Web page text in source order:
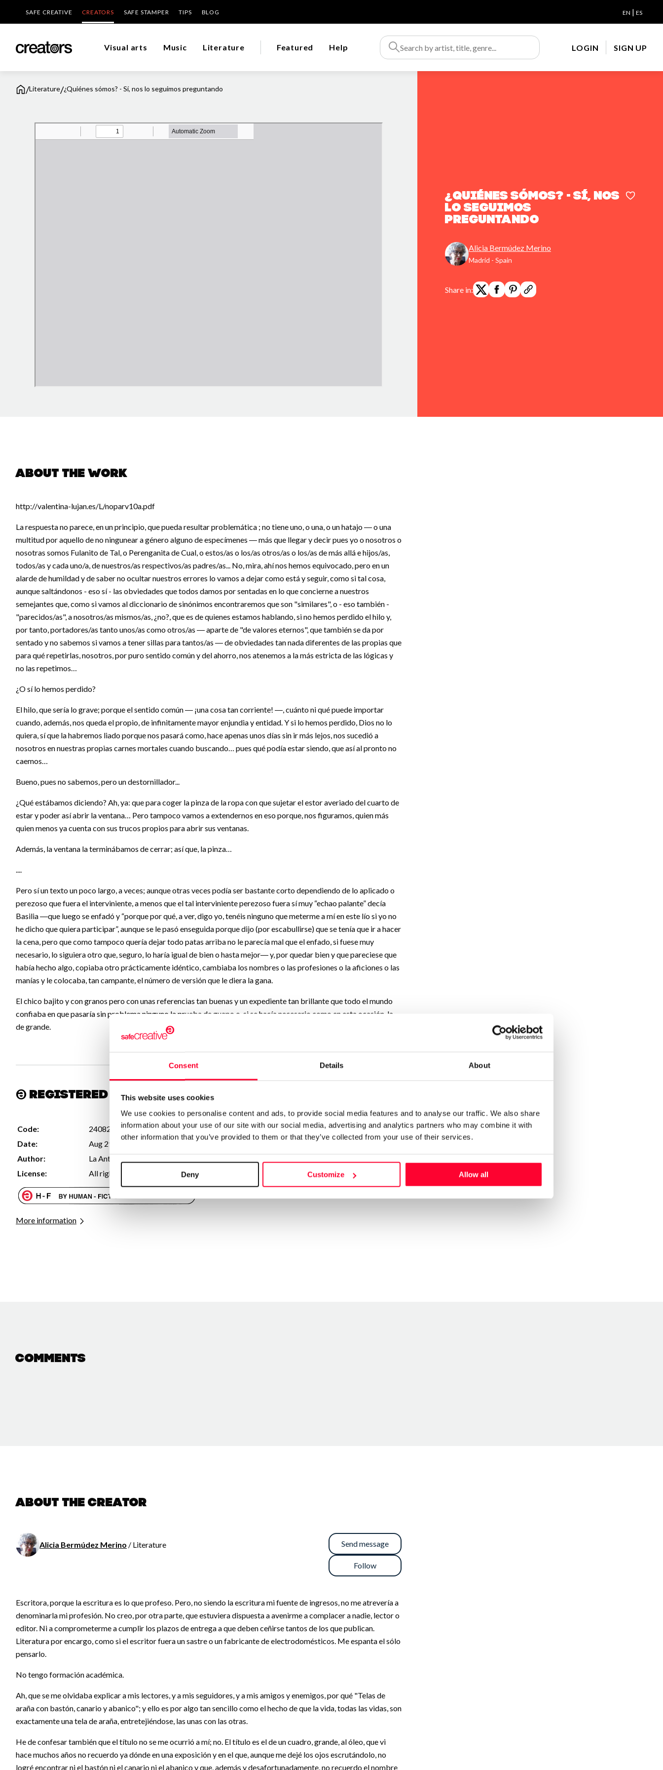
Consent Details About
This website uses cookies
We use cookies to personalise content and ads, to provide social media features and to analyse our traffic. We also share
information about your use of our site with our social media, advertising and analytics partners who may combine it with
other information that you’ve provided to them or that they’ve collected from your use of their services.
Deny Customize Allow all
SAFE CREATIVE CREATORS SAFE STAMPER TIPS BLOG EN | ES
Visual arts Music Literature Featured Help LOGIN SIGN UP
/Literature/¿Quiénes sómos? - Sí, nos lo seguimos preguntando
¿Quiénes sómos? - Sí, nos
lo seguimos
preguntando
Alicia Bermúdez Merino
Madrid - Spain
Share in:
About the work
http://valentina-lujan.es/L/noparv10a.pdf
La respuesta no parece, en un principio, que pueda resultar problemática ; no tiene uno, o una, o un hatajo ― o una
multitud por aquello de no ningunear a género alguno de especímenes ― más que llegar y decir pues yo o nosotros o
nosotras somos Fulanito de Tal, o Perenganita de Cual, o estos/as o los/as otros/as o los/as de más allá e hijos/as,
todos/as y cada uno/a, de nuestros/as respectivos/as padres/as... No, mira, ahí nos hemos equivocado, pero en un
alarde de humildad y de saber no ocultar nuestros errores lo vamos a dejar como está y seguir, como si tal cosa,
aunque saltándonos - eso sí - las obviedades que todos damos por sentadas en lo que concierne a nuestros
semejantes que, como si vamos al diccionario de sinónimos encontraremos que son "similares", o - eso también -
"parecidos/as", a nosotros/as mismos/as, ¿no?, que es de quienes estamos hablando, si no hemos perdido el hilo y,
por tanto, portadores/as tanto unos/as como otros/as ― aparte de "de valores eternos", que también se da por
sentado y no sabemos si vamos a tener sillas para tantos/as ― de obviedades tan nada diferentes de las propias que
para qué repetirlas, nosotros, por puro sentido común y del ahorro, nos atenemos a la más estricta de las lógicas y
no las repetimos…
¿O sí lo hemos perdido?
El hilo, que sería lo grave; porque el sentido común ― ¡una cosa tan corriente! ―, cuánto ni qué puede importar
cuando, además, nos queda el propio, de infinitamente mayor enjundia y entidad. Y si lo hemos perdido, Dios no lo
quiera, sí que la habremos liado porque nos pasará como, hace apenas unos días sin ir más lejos, nos sucedió a
nosotros en nuestras propias carnes mortales cuando buscando… pues qué podía estar siendo, que así al pronto no
caemos…
Bueno, pues no sabemos, pero un destornillador...
¿Qué estábamos diciendo? Ah, ya: que para coger la pinza de la ropa con que sujetar el estor averiado del cuarto de
estar y poder así abrir la ventana… Pero tampoco vamos a extendernos en eso porque, nos figuramos, quien más
quien menos ya cuenta con sus trucos propios para abrir sus ventanas.
Además, la ventana la terminábamos de cerrar; así que, la pinza…
....
Pero sí un texto un poco largo, a veces; aunque otras veces podía ser bastante corto dependiendo de lo aplicado o
perezoso que fuera el interviniente, a menos que el tal interviniente perezoso fuera sí muy “echao palante” decía
Basilia ―que luego se enfadó y “porque por qué, a ver, digo yo, tenéis ninguno que meterme a mí en este lío si yo no
he dicho que quiera participar”, aunque se le pasó enseguida porque dijo (por escabullirse) que se tenía que ir a hacer
la cena, pero que como tampoco quería dejar todo patas arriba no le parecía mal que el enfado, si fuese muy
necesario, lo siguiera otro que, seguro, lo haría igual de bien o hasta mejor― y, por quedar bien y que pareciese que
había hecho algo, copiaba otro prácticamente idéntico, cambiaba los nombres o las profesiones o la aficiones o las
manías y le colocaba, tan campante, el número de versión que le diera la gana.
El chico bajito y con granos pero con unas referencias tan buenas y un expediente tan brillante que todo el mundo
confiaba en que pasaría sin problema ninguno la prueba de guapo o, si se hacía necesario como en esta ocasión, la
de grande.
Registered at Safe Creative
Code:
2408299258092
Date:
Aug 29 2024 18:37 UTC
Author:
La Antúnez
License:
All rights reserved
More information
Comments
About the creator
Alicia Bermúdez Merino / Literature Send message
Follow
Escritora, porque la escritura es lo que profeso. Pero, no siendo la escritura mi fuente de ingresos, no me atrevería a
denominarla mi profesión. No creo, por otra parte, que estuviera dispuesta a avenirme a complacer a nadie, lector o
editor. Ni a comprometerme a cumplir los plazos de entrega a que deben ceñirse tantos de los que publican.
Literatura por encargo, como si el escritor fuera un sastre o un fabricante de electrodomésticos. Me espanta el sólo
pensarlo.
No tengo formación académica.
Ah, que se me olvidaba explicar a mis lectores, y a mis seguidores, y a mis amigos y enemigos, por qué "Telas de
araña con bastón, canario y abanico"; y ello es por algo tan sencillo como el hecho de que la vida, todas las vidas, son
exactamente una tela de araña, entretejiéndose, las unas con las otras.
He de confesar también que el título no se me ocurrió a mí; no. El título es el de un cuadro, grande, al óleo, que vi
hace muchos años no recuerdo ya dónde en una exposición y en el que, aunque me dejé los ojos escrutándolo, no
logré encontrar ni el bastón ni el canario ni el abanico y que, además y desafortunadamente, no recuerdo el nombre